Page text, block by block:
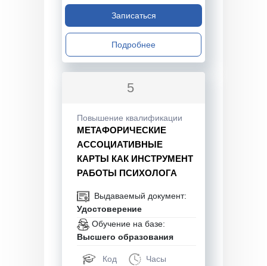
Записаться
Подробнее
5
Повышение квалификации
МЕТАФОРИЧЕСКИЕ
АССОЦИАТИВНЫЕ
КАРТЫ КАК ИНСТРУМЕНТ
РАБОТЫ ПСИХОЛОГА
Выдаваемый документ:
Удостоверение
Обучение на базе:
Высшего образования
Код Часы